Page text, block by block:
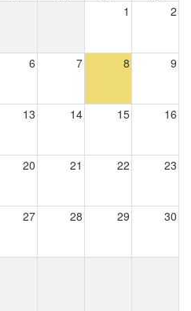
1
2
6 7 8 9
13 14 15 16
20 21 22 23
27 28 29 30